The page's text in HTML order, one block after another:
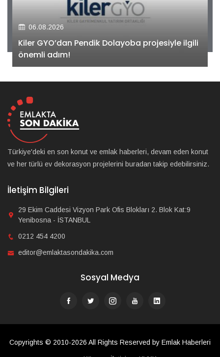
06.08.2026
Kiler GYO’dan Pendik Dolayoba projesiyle ilgili
önemli adım!
Türkiye'deki en son konut ve emlak haberleri, devam eden konut
ve her türlü ev dekorasyon projelerini buradan takip edebilirsiniz.
İletişim Bilgileri
29 Ekim Caddesi Vizyon Park Ofis Blokları 2. Blok Kat:9
Yenibosna - İSTANBUL
0212 454 4200
editor@emlaktasondakika.com
Sosyal Medya
Copyrights © 2010-2026 All Rights Reserved by Emlak Haberleri